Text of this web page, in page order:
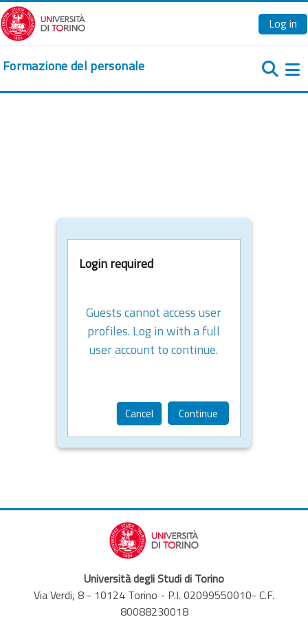
Skip to main content
Log in
Formazione del personale
Login required
Guests cannot access user
profiles. Log in with a full
user account to continue.
Cancel Continue
Università degli Studi di Torino
Via Verdi, 8 - 10124 Torino - P.I. 02099550010- C.F.
80088230018